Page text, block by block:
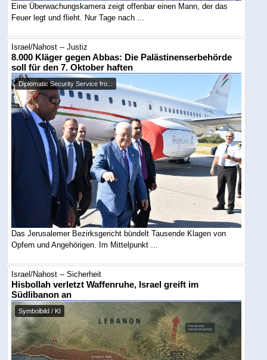
Eine Überwachungskamera zeigt offenbar einen Mann, der das
Feuer legt und flieht. Nur Tage nach ...
Israel/Nahost -- Justiz
8.000 Kläger gegen Abbas: Die Palästinenserbehörde
soll für den 7. Oktober haften
Diplomatic Security Service fro...
Das Jerusalemer Bezirksgericht bündelt Tausende Klagen von
Opfern und Angehörigen. Im Mittelpunkt ...
Israel/Nahost -- Sicherheit
Hisbollah verletzt Waffenruhe, Israel greift im
Südlibanon an
Symbolbild / KI